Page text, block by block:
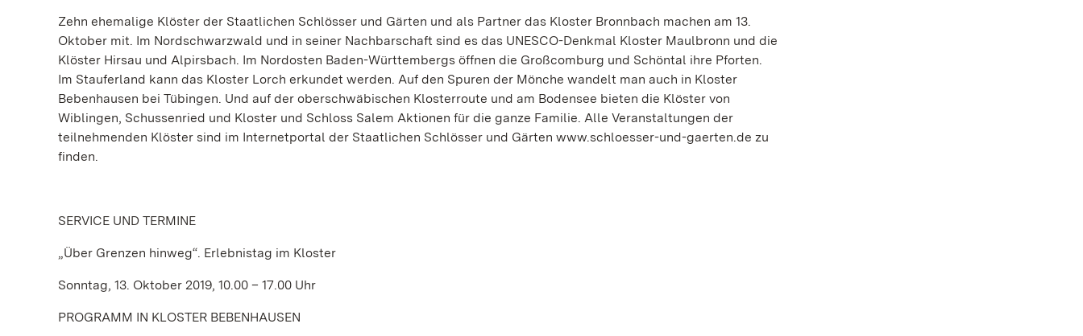
Zehn ehemalige Klöster der Staatlichen Schlösser und Gärten und als Partner das Kloster Bronnbach machen am 13.
Oktober mit. Im Nordschwarzwald und in seiner Nachbarschaft sind es das UNESCO-Denkmal Kloster Maulbronn und die
Klöster Hirsau und Alpirsbach. Im Nordosten Baden-Württembergs öffnen die Großcomburg und Schöntal ihre Pforten.
Im Stauferland kann das Kloster Lorch erkundet werden. Auf den Spuren der Mönche wandelt man auch in Kloster
Bebenhausen bei Tübingen. Und auf der oberschwäbischen Klosterroute und am Bodensee bieten die Klöster von
Wiblingen, Schussenried und Kloster und Schloss Salem Aktionen für die ganze Familie. Alle Veranstaltungen der
teilnehmenden Klöster sind im Internetportal der Staatlichen Schlösser und Gärten www.schloesser-und-gaerten.de zu
finden.
SERVICE UND TERMINE
„Über Grenzen hinweg“. Erlebnistag im Kloster
Sonntag, 13. Oktober 2019, 10.00 – 17.00 Uhr
PROGRAMM IN KLOSTER BEBENHAUSEN